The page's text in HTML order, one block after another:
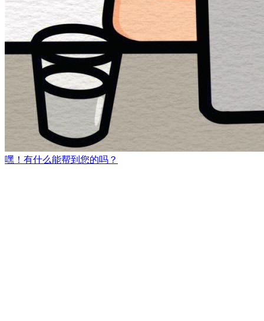
嘿！有什么能帮到您的吗？